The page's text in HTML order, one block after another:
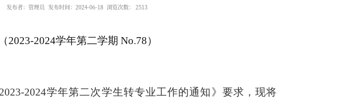
发布者：管理员 发布时间：2024-06-18 浏览次数： 2513
（2023-2024学年第二学期 No.78）
2023-2024学年第二次学生转专业工作的通知》要求 ， 现将